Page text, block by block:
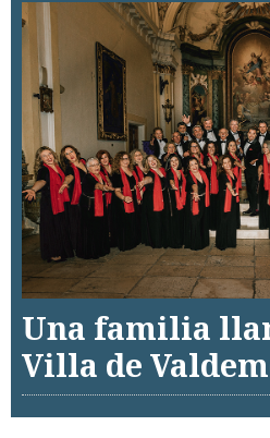
Una familia
Villa de